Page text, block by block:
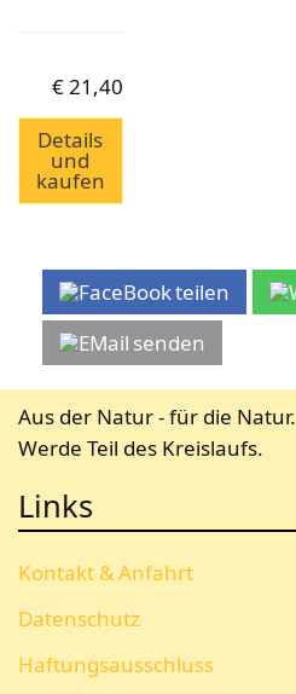
€21,40
Details
und
kaufen
teilen
senden
Aus der Natur - für die Natur.
Werde Teil des Kreislaufs.
Links
Kontakt & Anfahrt
Datenschutz
Haftungsausschluss